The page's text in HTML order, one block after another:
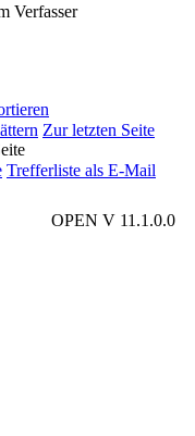
Verfasser
Zur letzten Seite
Trefferliste als E-Mail
OPEN V 11.1.0.0